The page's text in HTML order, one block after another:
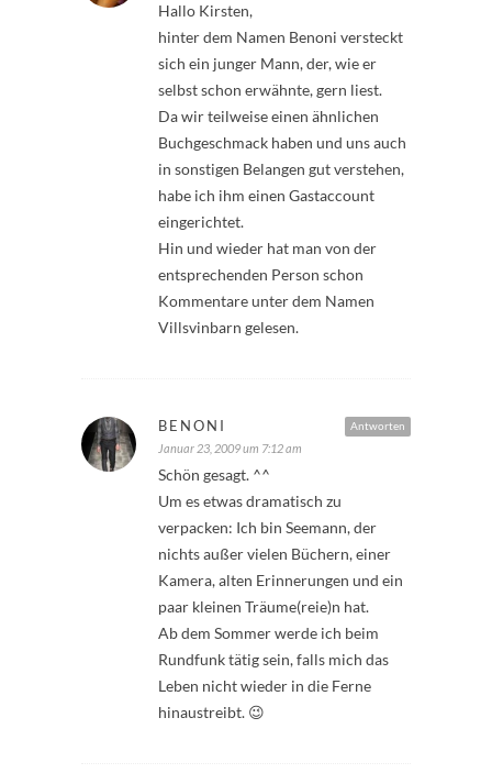
Hallo Kirsten,
hinter dem Namen Benoni versteckt
sich ein junger Mann, der, wie er
selbst schon erwähnte, gern liest.
Da wir teilweise einen ähnlichen
Buchgeschmack haben und uns auch
in sonstigen Belangen gut verstehen,
habe ich ihm einen Gastaccount
eingerichtet.
Hin und wieder hat man von der
entsprechenden Person schon
Kommentare unter dem Namen
Villsvinbarn gelesen.
Antworten
BENONI
Januar 23, 2009 um 7:12 am
Schön gesagt. ^^
Um es etwas dramatisch zu
verpacken: Ich bin Seemann, der
nichts außer vielen Büchern, einer
Kamera, alten Erinnerungen und ein
paar kleinen Träume(reie)n hat.
Ab dem Sommer werde ich beim
Rundfunk tätig sein, falls mich das
Leben nicht wieder in die Ferne
hinaustreibt. 😉